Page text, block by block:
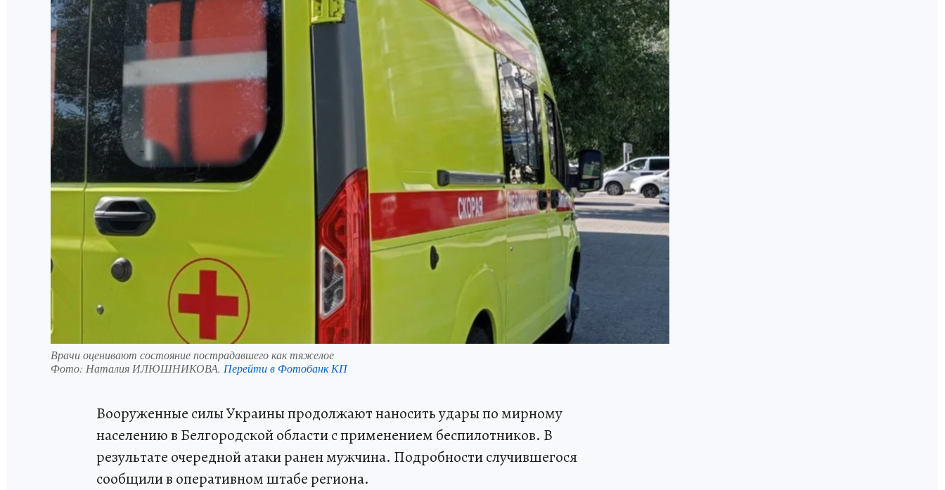
Врачи оценивают состояние пострадавшего как тяжелое
Фото: Наталия ИЛЮШНИКОВА. Перейти в Фотобанк КП
Вооруженные силы Украины продолжают наносить удары по мирному
населению в Белгородской области с применением беспилотников. В
результате очередной атаки ранен мужчина. Подробности случившегося
сообщили в оперативном штабе региона.